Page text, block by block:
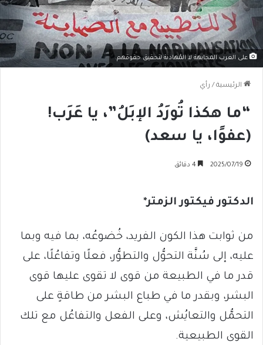
على العرب المجابهة لا المُهادنة لتحقيق حقوقهم.
الرئيسية / رأي
“ما هكذا تُورَدُ الإبَلُ”، يا عَرَب!
(عفوًا، يا سعد)
2025/07/19
الدكتور فيكتور الزمتر*
من ثوابت هذا الكون الفريد، خُضوعُه، بما فيه وبما
عليه، إلى سُنَّة التحوُّل والتطوُّر، فعلًا وتفاعُلًا، على
قدر ما في الطبيعة من قوى لا تقوى عليها قوى
البشر، وبقدر ما في طباع البشر من طاقةٍ على
التحمُّل والتعايُش، وعلى الفعل والتفاعُل مع تلك
القوى الطبيعية.